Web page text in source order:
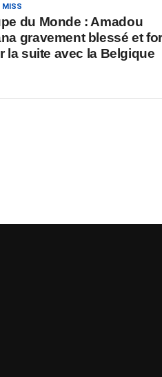
MISS
du Monde : Amadou
gravement blessé et
la suite avec la Belgique